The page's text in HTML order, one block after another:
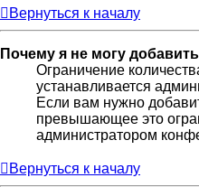
Вернуться к началу
Почему я не могу
Ограничение
устанавливается
Если вам нужно
превышающее это
администратором
Вернуться к началу